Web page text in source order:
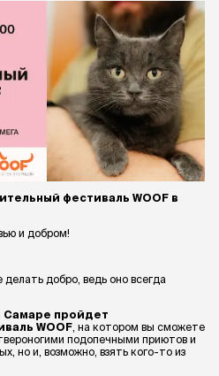
фестиваль WOOF в
и добром!
добро, ведь оно всегда
Самаре пройдет
WOOF , на котором вы сможете
подопечными приютов и
но и, возможно, взять кого-то из